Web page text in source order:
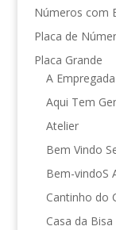
Números com
Placa de
Placa Grande
A
Aqui Tem
Atelier
Bem Vindo
Bem-vindoS
Cantinho do
Casa da Bisa